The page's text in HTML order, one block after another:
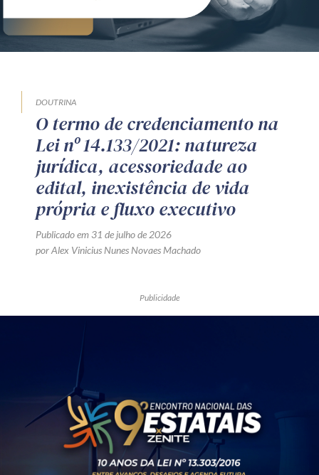
DOUTRINA
O termo de credenciamento na
Lei nº 14.133/2021: natureza
jurídica, acessoriedade ao
edital, inexistência de vida
própria e fluxo executivo
Publicado em 31 de julho de 2026
por Alex Vinicius Nunes Novaes Machado
Publicidade